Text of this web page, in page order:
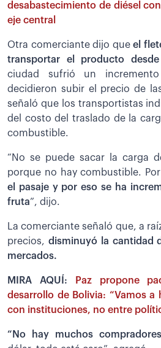
desabastecimiento de diésel
eje central
Otra comerciante dijo queel
transportar el producto
ciudad sufrió un
decidieron subir el precio de
señaló que los transportistas
del costo del traslado de la
combustible.
“No se puede sacar la carga
porque no hay combustible.
el pasaje y por eso se ha
fruta”, dijo.
La comerciante señaló que, a
precios, disminuyó la cantidad
mercados.
MIRA AQUÍ:
Paz propone
desarrollo de Bolivia: “Vamos
con instituciones, no entre
“No hay muchos